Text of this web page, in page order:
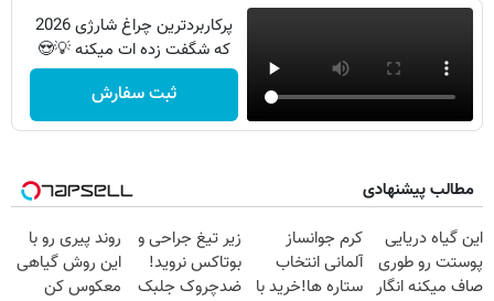
پرکاربردترین چراغ شارژی 2026
که شگفت زده ات میکنه 💡😍
ثبت سفارش
مطالب پیشنهادی
این گیاه دریایی
پوستت رو طوری
صاف میکنه انگار
کرم جوانساز
آلمانی انتخاب
ستاره ها!خرید با
زیر تیغ جراحی و
بوتاکس نروید!
ضدچروک جلبک
روند پیری رو با
این روش گیاهی
معکوس کن